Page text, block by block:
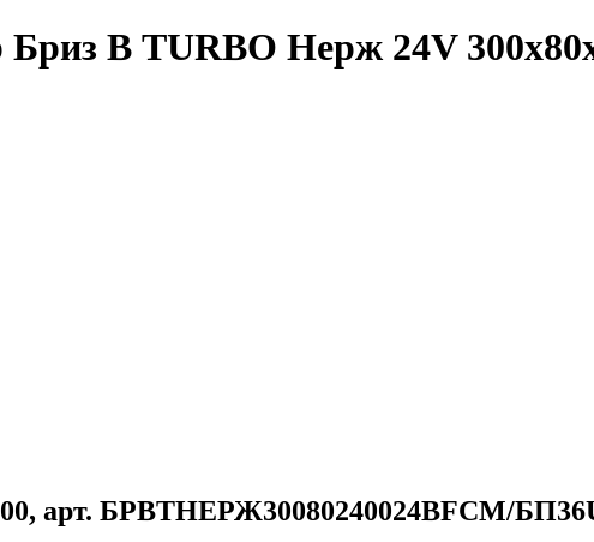
В TURBO Нерж 24V
арт. БРВТНЕРЖ30080240024ВFCM/